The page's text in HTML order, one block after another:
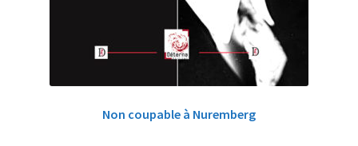
Non coupable à Nuremberg